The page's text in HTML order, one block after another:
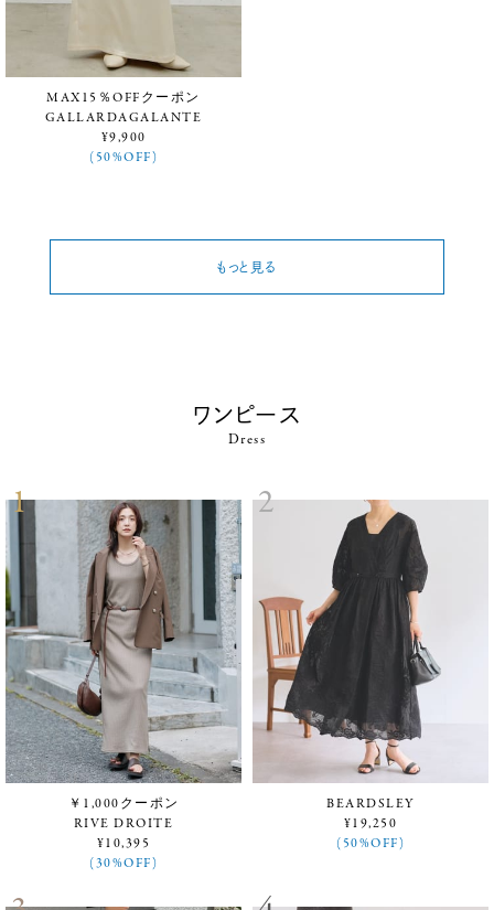
MAX15％OFFクーポン
GALLARDAGALANTE
¥9,900
(50%OFF)
もっと見る
ワンピース
Dress
￥1,000クーポン
RIVE DROITE
¥10,395
(30%OFF)
BEARDSLEY
¥19,250
(50%OFF)